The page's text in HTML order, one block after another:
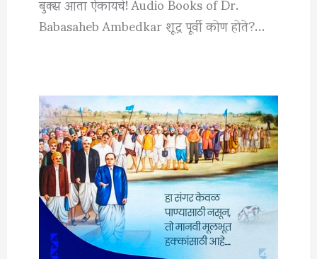
Babasaheb Ambedkar शूद्र पूर्वी कोण होते?…